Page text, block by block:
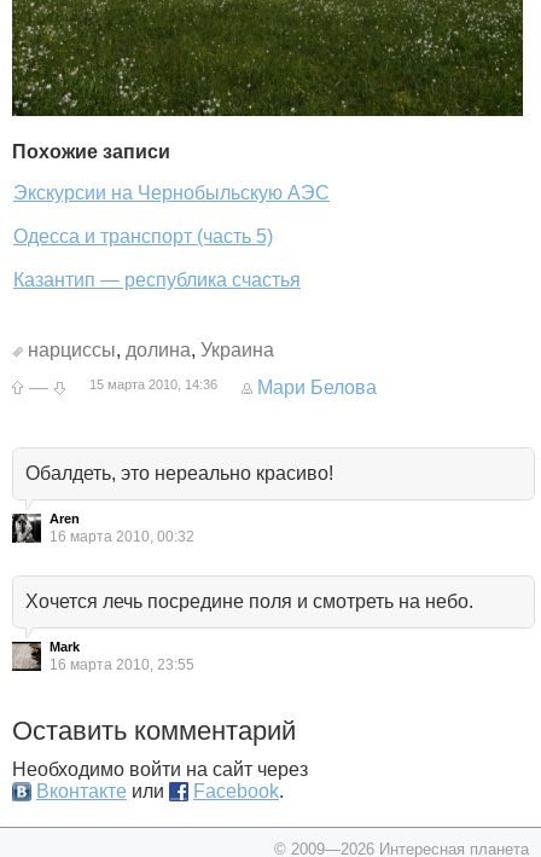
Похожие записи
Экскурсии на Чернобыльскую АЭС
Одесса и транспорт (часть 5)
Казантип — республика счастья
нарциссы, долина, Украина
—
15 марта 2010, 14:36 Мари Белова
Обалдеть, это нереально красиво!
Aren
16 марта 2010, 00:32
Хочется лечь посредине поля и смотреть на небо.
Mark
16 марта 2010, 23:55
Оставить комментарий
Необходимо войти на сайт через
Вконтакте или Facebook.
© 2009—2026 Интересная планета